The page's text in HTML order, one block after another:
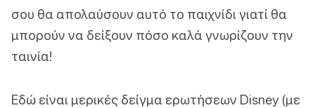
σου θα απολαύσουν αυτό το παιχνίδι γιατί θα
μπορούν να δείξουν πόσο καλά γνωρίζουν την
ταινία!
Εδώ είναι μερικές δείγμα ερωτήσεων Disney (με